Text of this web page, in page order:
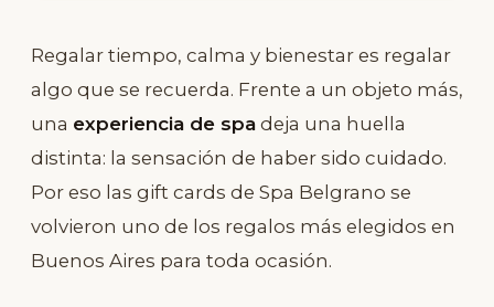
Regalar tiempo, calma y bienestar es regalar
algo que se recuerda. Frente a un objeto más,
una experiencia de spa deja una huella
distinta: la sensación de haber sido cuidado.
Por eso las gift cards de Spa Belgrano se
volvieron uno de los regalos más elegidos en
Buenos Aires para toda ocasión.